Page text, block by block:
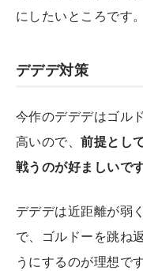
にしたいところです。
デデデ対策
今作のデデデはゴル
高いので、前提とし
戦うのが好ましいです
デデデは近距離が弱
で、ゴルドーを跳ね
うにするのが理想です